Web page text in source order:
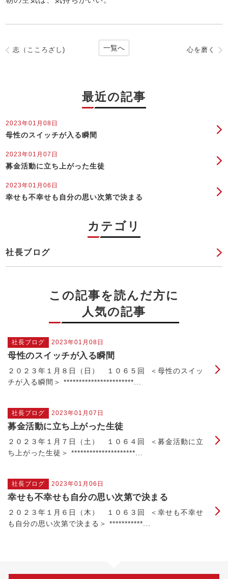
志（こころざし) 心を磨く
一覧へ
最近の記事
2023年01月08日
母性のスイッチが入る瞬間
2023年01月07日
募金活動に立ち上がった生徒
2023年01月06日
幸せも不幸せも自分の思い次第で決まる
カテゴリ
社長ブログ
この記事を読んだ方に
人気の記事
社長ブログ 2023年01月08日
母性のスイッチが入る瞬間
２０２３年１月８日（日） １０６５回 ＜母性のスイッ
チが入る瞬間＞ ***********************...
社長ブログ 2023年01月07日
募金活動に立ち上がった生徒
２０２３年１月７日（土） １０６４回 ＜募金活動に立
ち上がった生徒＞ *********************...
社長ブログ 2023年01月06日
幸せも不幸せも自分の思い次第で決まる
２０２３年１月６日（木） １０６３回 ＜幸せも不幸せ
も自分の思い次第で決まる＞ ***********...